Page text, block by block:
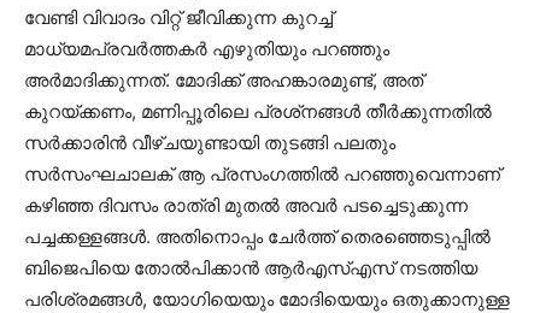
വേണ്ടി വിവാദം വിറ്റ് ജീവിക്കുന്ന കുറച്ച്
മാധ്യമപ്രവര്‍ത്തകര്‍ എഴുതിയും പറഞ്ഞും
അര്‍മാദിക്കുന്നത്. മോദിക്ക് അഹങ്കാരമുണ്ട്, അത്
കുറയ്ക്കണം, മണിപ്പൂരിലെ പ്രശ്‌നങ്ങള്‍ തീര്‍ക്കുന്നതില്‍
സര്‍ക്കാരിന്‍ വീഴ്ചയുണ്ടായി തുടങ്ങി പലതും
സര്‍സംഘചാലക് ആ പ്രസംഗത്തില്‍ പറഞ്ഞുവെന്നാണ്
കഴിഞ്ഞ ദിവസം രാത്രി മുതല്‍ അവര്‍ പടച്ചെടുക്കുന്ന
പച്ചക്കള്ളങ്ങള്‍. അതിനൊപ്പം ചേര്‍ത്ത് തെരഞ്ഞെടുപ്പില്‍
ബിജെപിയെ തോല്‍പിക്കാന്‍ ആര്‍എസ്എസ് നടത്തിയ
പരിശ്രമങ്ങള്‍, യോഗിയെയും മോദിയെയും ഒതുക്കാനുള്ള